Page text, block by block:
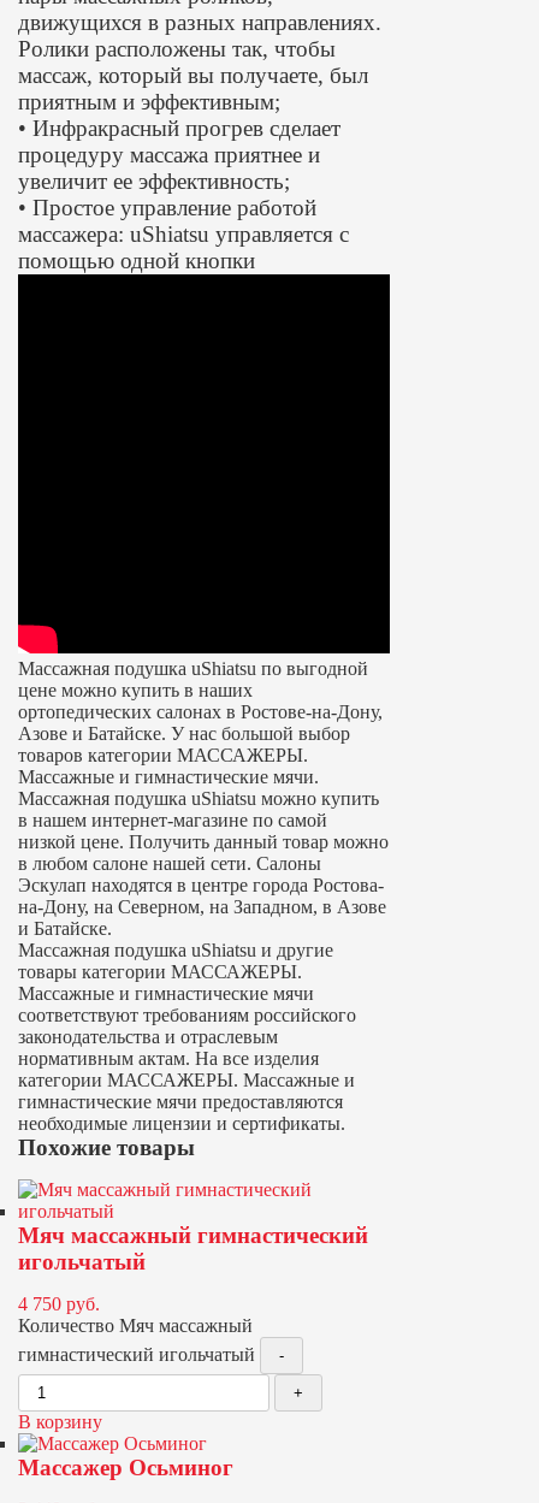
движущихся в разных направлениях.
Ролики расположены так, чтобы
массаж, который вы получаете, был
приятным и эффективным;
• Инфракрасный прогрев сделает
процедуру массажа приятнее и
увеличит ее эффективность;
• Простое управление работой
массажера: uShiatsu управляется с
помощью одной кнопки
Массажная подушка uShiatsu по выгодной
цене можно купить в наших
ортопедических салонах в Ростове-на-Дону,
Азове и Батайске. У нас большой выбор
товаров категории МАССАЖЕРЫ.
Массажные и гимнастические мячи.
Массажная подушка uShiatsu можно купить
в нашем интернет-магазине по самой
низкой цене. Получить данный товар можно
в любом салоне нашей сети. Салоны
Эскулап находятся в центре города Ростова-
на-Дону, на Северном, на Западном, в Азове
и Батайске.
Массажная подушка uShiatsu и другие
товары категории МАССАЖЕРЫ.
Массажные и гимнастические мячи
соответствуют требованиям российского
законодательства и отраслевым
нормативным актам. На все изделия
категории МАССАЖЕРЫ. Массажные и
гимнастические мячи предоставляются
необходимые лицензии и сертификаты.
Похожие товары
Мяч массажный гимнастический
игольчатый
4 750 руб.
Количество Мяч массажный
гимнастический игольчатый
В корзину
Массажер Осьминог